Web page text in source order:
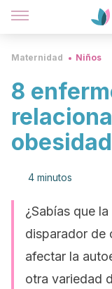
Maternidad Niños
8
4 minutos
¿Sabías que
disparador de
afectar la
otra variedad